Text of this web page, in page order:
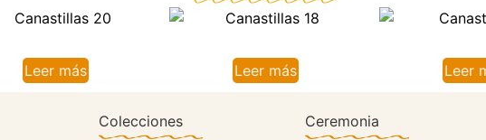
Leer más Leer más Leer
Colecciones Ceremonia